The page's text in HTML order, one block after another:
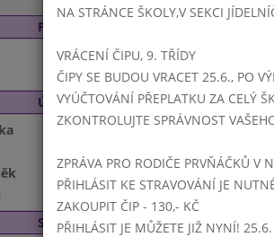
Pondělí 2. 1. 2017 (11:15 - 14:00)
-----
Úterý 3. 1. 2017 (11:15 - 14:00)
krupicová s
hrachová kaše,
ovoce
Středa 4. 1. 2017 (11:15 - 14:00)
NA STRÁNCE ŠKOLY,V SEKCI
VRÁCENÍ ČIPU, 9. TŘÍDY
ČIPY SE BUDOU VRACET 25.6., PO
VYÚČTOVÁNÍ PŘEPLATKU ZA CELÝ
ZKONTROLUJTE SPRÁVNOST
ZPRÁVA PRO RODIČE PRVŇÁČKŮ V
PŘIHLÁSIT KE STRAVOVÁNÍ JE
ZAKOUPIT ČIP - 130,- KČ
PŘIHLÁSIT JE MŮŽETE JIŽ NYNÍ!